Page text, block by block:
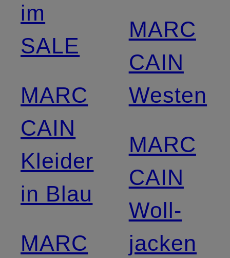
im
SALE
MARC
CAIN
Kleider
in Blau
MARC
MARC
CAIN
Westen
MARC
CAIN
Woll­
jacken